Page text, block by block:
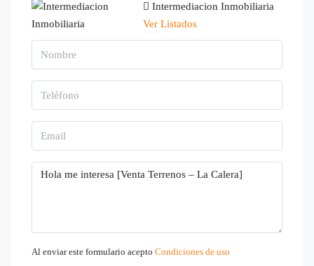
Intermediacion Inmobiliaria
Ver Listados
Al enviar este formulario acepto Condiciones de uso